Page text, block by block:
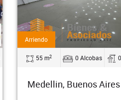
Arriendo
5 m2 0 Alcobas
Itagüi, San Pio